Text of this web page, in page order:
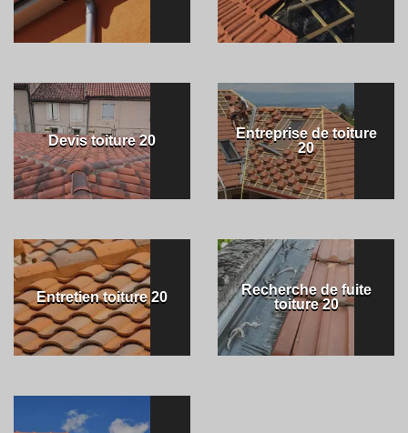
Devis toiture 20
Entreprise de toiture
20
Entretien toiture 20
Recherche de fuite
toiture 20